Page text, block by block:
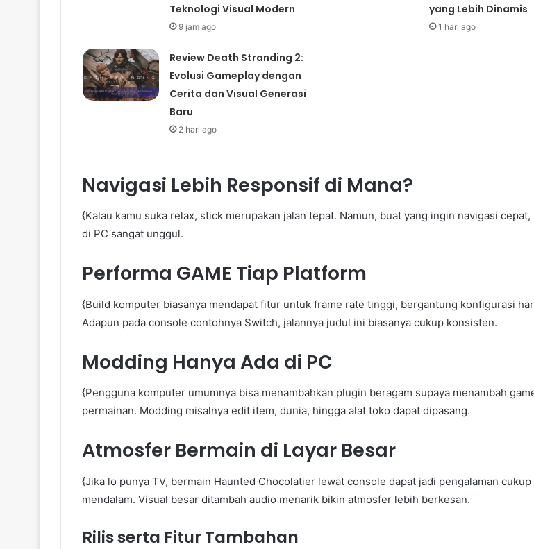
Teknologi Visual Modern
9 jam ago
yang Lebih Dinamis
1 hari ago
Review Death Stranding 2:
Evolusi Gameplay dengan
Cerita dan Visual Generasi
Baru
2 hari ago
Navigasi Lebih Responsif di Mana?
{Kalau kamu suka relax, stick merupakan jalan tepat. Namun, buat yang ingin navigasi cepat,
di PC sangat unggul.
Performa GAME Tiap Platform
{Build komputer biasanya mendapat fitur untuk frame rate tinggi, bergantung konfigurasi
Adapun pada console contohnya Switch, jalannya judul ini biasanya cukup konsisten.
Modding Hanya Ada di PC
{Pengguna komputer umumnya bisa menambahkan plugin beragam supaya menambah
permainan. Modding misalnya edit item, dunia, hingga alat toko dapat dipasang.
Atmosfer Bermain di Layar Besar
{Jika lo punya TV, bermain Haunted Chocolatier lewat console dapat jadi pengalaman cukup
mendalam. Visual besar ditambah audio menarik bikin atmosfer lebih berkesan.
Rilis serta Fitur Tambahan